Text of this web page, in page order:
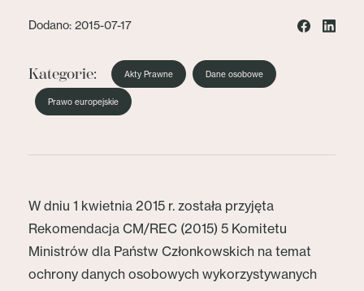
Dodano: 2015-07-17
Kategorie: Akty Prawne Dane osobowe
Prawo europejskie
W dniu 1 kwietnia 2015 r. została przyjęta
Rekomendacja CM/REC (2015) 5 Komitetu
Ministrów dla Państw Członkowskich na temat
ochrony danych osobowych wykorzystywanych